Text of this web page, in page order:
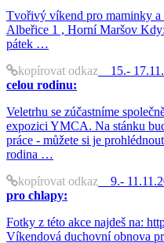
Tvořivý víkend pro maminky
Albeřice 1 , Horní Maršov
pátek …
kopírovat odkaz 15.-
celou rodinu:
Veletrhu se zúčastníme
expozici YMCA. Na stánku
práce - můžete si je
rodina …
kopírovat odkaz 9.-
pro chlapy:
Fotky z této akce najdeš na:
Víkendová duchovní obnova